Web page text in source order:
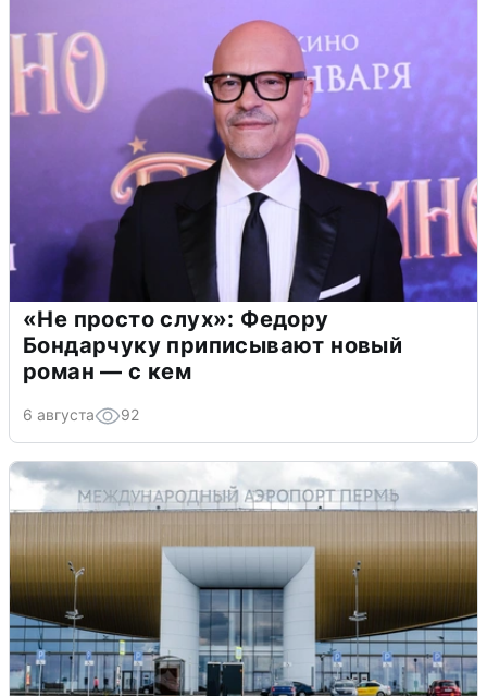
«Не просто слух»: Федору
Бондарчуку приписывают новый
роман — с кем
6 августа 92